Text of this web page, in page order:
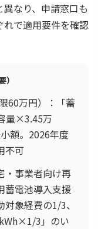
なり、申請窓口も
で適用要件を確認
60万円）：「蓄
量×3.45万
額。2026年度
不可
・事業者向け再
蓄電池導入支援
象経費の1/3、
3」のい